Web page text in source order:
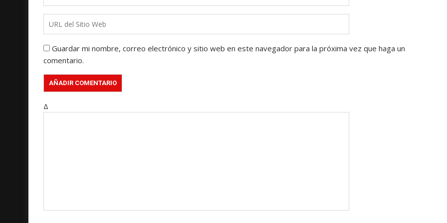
Guardar mi nombre, correo electrónico y sitio web en este navegador para la próxima vez que haga un
comentario.
Δ